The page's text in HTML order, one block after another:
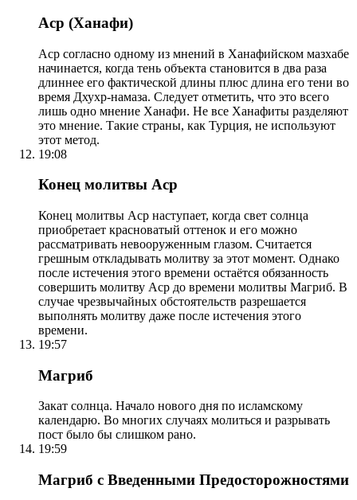
Аср (Ханафи)
Аср согласно одному из мнений в Ханафийском мазхабе
начинается, когда тень объекта становится в два раза
длиннее его фактической длины плюс длина его тени во
время Дхухр-намаза. Следует отметить, что это всего
лишь одно мнение Ханафи. Не все Ханафиты разделяют
это мнение. Такие страны, как Турция, не используют
этот метод.
19:08
Конец молитвы Аср
Конец молитвы Аср наступает, когда свет солнца
приобретает красноватый оттенок и его можно
рассматривать невооруженным глазом. Считается
грешным откладывать молитву за этот момент. Однако
после истечения этого времени остаётся обязанность
совершить молитву Аср до времени молитвы Магриб. В
случае чрезвычайных обстоятельств разрешается
выполнять молитву даже после истечения этого
времени.
19:57
Магриб
Закат солнца. Начало нового дня по исламскому
календарю. Во многих случаях молиться и разрывать
пост было бы слишком рано.
19:59
Магриб с Введенными Предосторожностями